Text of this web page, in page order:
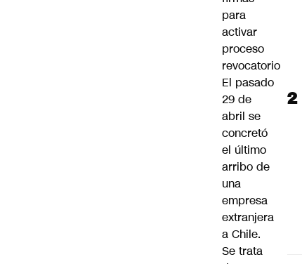
para
activar
proceso
revocatorio
El pasado
29 de
abril se
concretó
el último
arribo de
una
empresa
extranjera
a Chile.
Se trata